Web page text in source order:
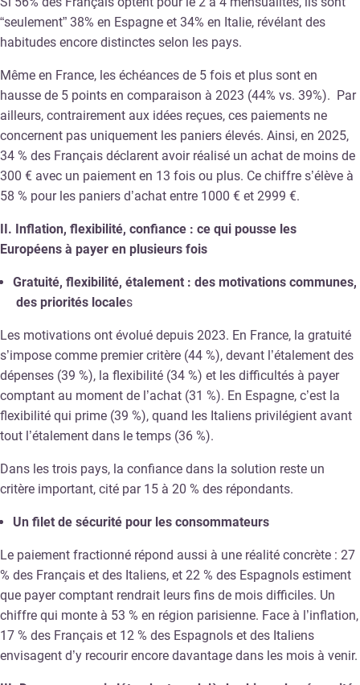
“seulement” 38% en Espagne et 34% en Italie, révélant des
habitudes encore distinctes selon les pays.
Même en France, les échéances de 5 fois et plus sont en
hausse de 5 points en comparaison à 2023 (44% vs. 39%). Par
ailleurs, contrairement aux idées reçues, ces paiements ne
concernent pas uniquement les paniers élevés. Ainsi, en 2025,
34 % des Français déclarent avoir réalisé un achat de moins de
300 € avec un paiement en 13 fois ou plus. Ce chiffre s’élève à
58 % pour les paniers d’achat entre 1000 € et 2999 €.
II. Inflation, flexibilité, confiance : ce qui pousse les
Européens à payer en plusieurs fois
Gratuité, flexibilité, étalement : des motivations communes,
des priorités locales
Les motivations ont évolué depuis 2023. En France, la gratuité
s’impose comme premier critère (44 %), devant l’étalement des
dépenses (39 %), la flexibilité (34 %) et les difficultés à payer
comptant au moment de l’achat (31 %). En Espagne, c’est la
flexibilité qui prime (39 %), quand les Italiens privilégient avant
tout l’étalement dans le temps (36 %).
Dans les trois pays, la confiance dans la solution reste un
critère important, cité par 15 à 20 % des répondants.
Un filet de sécurité pour les consommateurs
Le paiement fractionné répond aussi à une réalité concrète : 27
% des Français et des Italiens, et 22 % des Espagnols estiment
que payer comptant rendrait leurs fins de mois difficiles. Un
chiffre qui monte à 53 % en région parisienne. Face à l’inflation,
17 % des Français et 12 % des Espagnols et des Italiens
envisagent d’y recourir encore davantage dans les mois à venir.